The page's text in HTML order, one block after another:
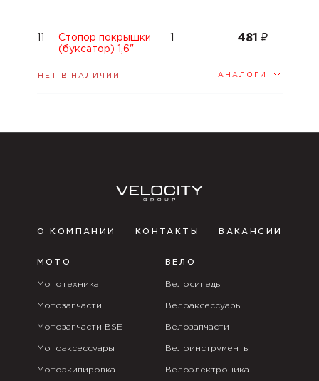
Стопор покрышки
(буксатор) 1,6"
481 ₽
НЕТ В НАЛИЧИИ АНАЛОГИ
О КОМПАНИИ КОНТАКТЫ ВАКАНСИИ
МОТО
Мототехника
Мотозапчасти
Мотозапчасти BSE
Мотоаксессуары
Мотоэкипировка
ВЕЛО
Велосипеды
Велоаксессуары
Велозапчасти
Велоинструменты
Велоэлектроника